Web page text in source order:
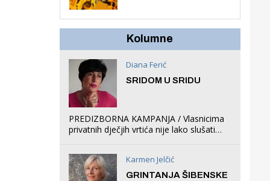
organizirao dječje
Kolumne
Diana Ferić
SRIDOM U SRIDU
PREDIZBORNA KAMPANJA / Vlasnicima
privatnih dječjih vrtića nije lako slušati
što oni rade u Šibeniku ne postoji
Karmen Jelčić
GRINTANJA ŠIBENSKE